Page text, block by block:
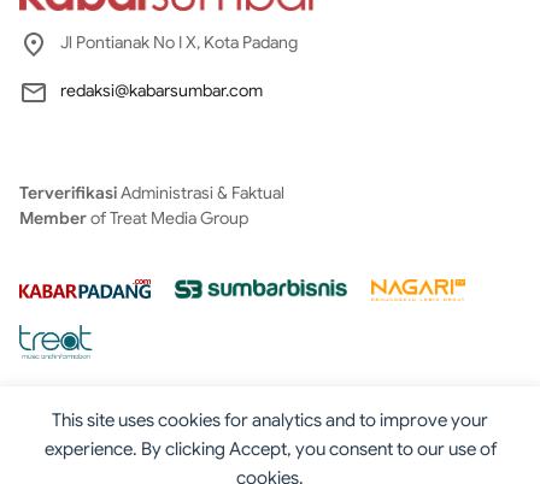
This site uses cookies for analytics and to improve your
experience. By clicking Accept, you consent to our use of
cookies.
Jl Pontianak No I X, Kota Padang
redaksi@kabarsumbar.com
TerverifikasiAdministrasi & Faktual
Memberof Treat Media Group